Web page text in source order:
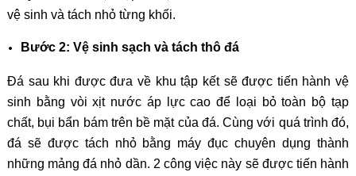
vệ sinh và tách nhỏ từng khối.
Bước 2: Vệ sinh sạch và tách thô đá
Đá sau khi được đưa về khu tập kết sẽ được tiến hành vệ
sinh bằng vòi xịt nước áp lực cao để loại bỏ toàn bộ tạp
chất, bụi bẩn bám trên bề mặt của đá. Cùng với quá trình đó,
đá sẽ được tách nhỏ bằng máy đục chuyên dụng thành
những mảng đá nhỏ dần. 2 công việc này sẽ được tiến hành